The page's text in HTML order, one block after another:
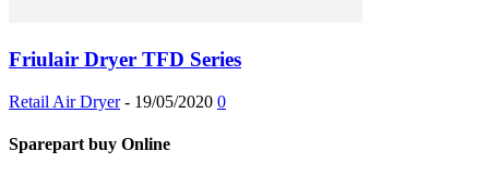
Friulair Dryer TFD Series
Retail Air Dryer - 19/05/2020 0
Sparepart buy Online